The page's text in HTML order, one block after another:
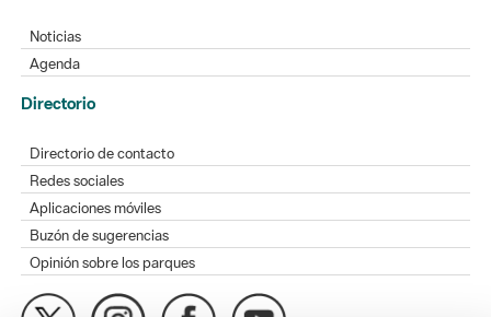
Noticias
Agenda
Directorio
Directorio de contacto
Redes sociales
Aplicaciones móviles
Buzón de sugerencias
Opinión sobre los parques